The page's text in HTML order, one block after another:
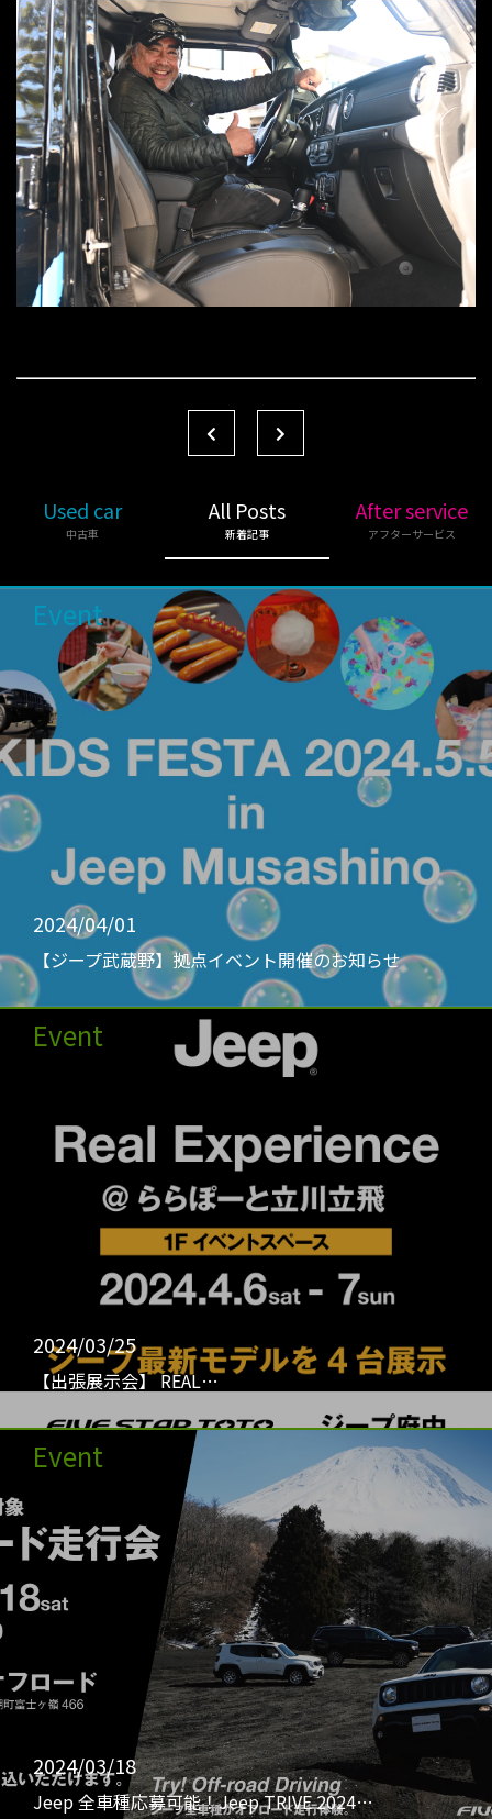
Used car
中古車
All Posts
新着記事
After service
アフターサービス
Event
2024/04/01
【ジープ武蔵野】拠点イベント開催のお知らせ
Event
2024/03/25
【出張展示会】 REAL…
Event
2024/03/18
Jeep 全車種応募可能！Jeep TRIVE 2024…